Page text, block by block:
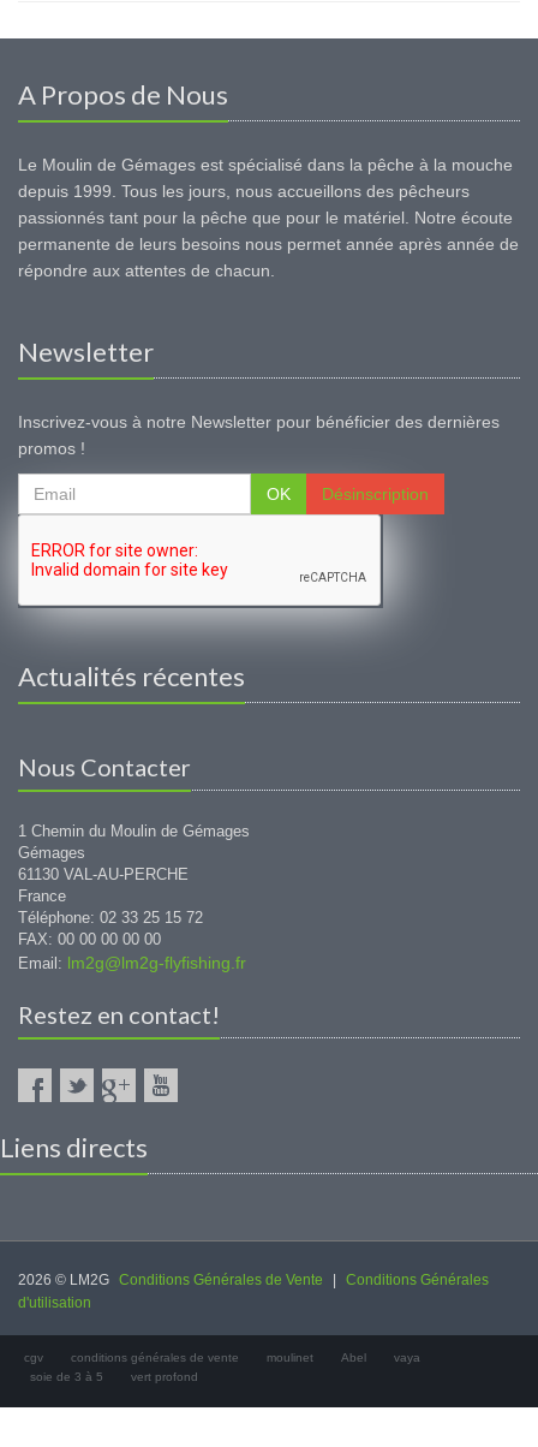
A Propos de Nous
Le Moulin de Gémages est spécialisé dans la pêche à la mouche
depuis 1999. Tous les jours, nous accueillons des pêcheurs
passionnés tant pour la pêche que pour le matériel. Notre écoute
permanente de leurs besoins nous permet année après année de
répondre aux attentes de chacun.
Newsletter
Inscrivez-vous à notre Newsletter pour bénéficier des dernières
promos !
OK Désinscription
Actualités récentes
Nous Contacter
1 Chemin du Moulin de Gémages
Gémages
61130 VAL-AU-PERCHE
France
Téléphone: 02 33 25 15 72
FAX: 00 00 00 00 00
Email: lm2g@lm2g-flyfishing.fr
Restez en contact!
Liens directs
2026 © LM2G Conditions Générales de Vente
Conditions Générales
d'utilisation
cgv conditions générales de vente moulinet Abel
vaya
soie de 3 à 5
vert profond